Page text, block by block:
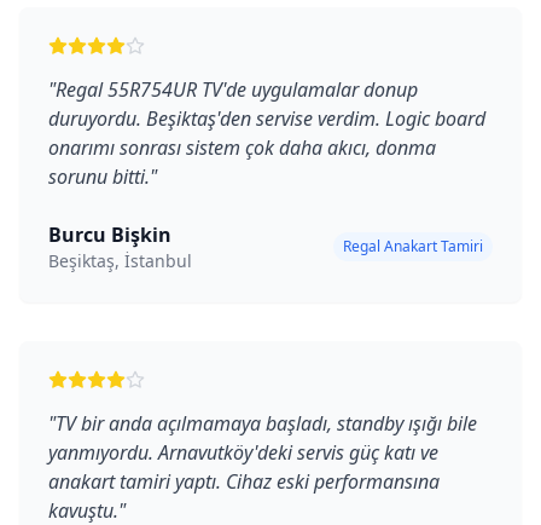
"Regal 55R754UR TV'de uygulamalar donup
duruyordu. Beşiktaş'den servise verdim. Logic board
onarımı sonrası sistem çok daha akıcı, donma
sorunu bitti."
Burcu Bişkin
Beşiktaş, İstanbul
Regal Anakart Tamiri
"TV bir anda açılmamaya başladı, standby ışığı bile
yanmıyordu. Arnavutköy'deki servis güç katı ve
anakart tamiri yaptı. Cihaz eski performansına
kavuştu."